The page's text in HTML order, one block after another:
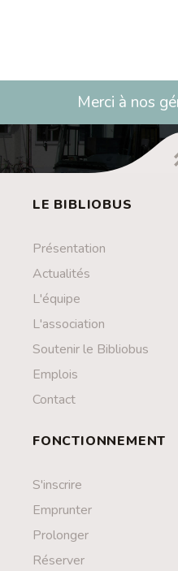
Merci à nos
LE BIBLIOBUS
Présentation
Actualités
L'équipe
L'association
Soutenir le Bibliobus
Emplois
Contact
FONCTIONNEMENT
S'inscrire
Emprunter
Prolonger
Réserver